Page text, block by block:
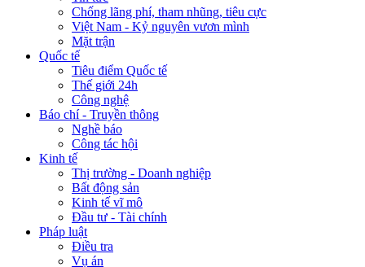
Chống lãng phí, tham nhũng, tiêu cực
Việt Nam - Kỷ nguyên vươn mình
Mặt trận
Quốc tế
Tiêu điểm Quốc tế
Thế giới 24h
Công nghệ
Báo chí - Truyền thông
Nghề báo
Công tác hội
Kinh tế
Thị trường - Doanh nghiệp
Bất động sản
Kinh tế vĩ mô
Đầu tư - Tài chính
Pháp luật
Điều tra
Vụ án